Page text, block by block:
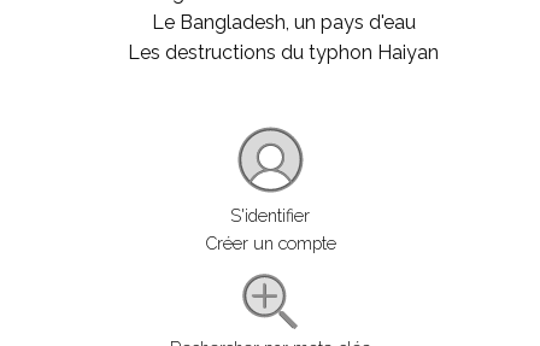
Le Bangladesh, un pays d'eau
Les destructions du typhon Haiyan
S'identifier
Créer un compte